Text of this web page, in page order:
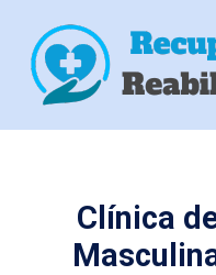
Clínica